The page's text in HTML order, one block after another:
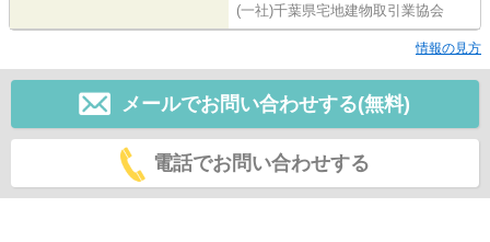
(一社)千葉県宅地建物取引業協会
情報の見方
メールでお問い合わせする(無料)
電話でお問い合わせする